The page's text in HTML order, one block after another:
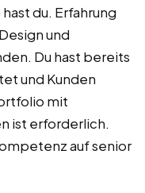
du. Erfahrung
und
Du hast bereits
und Kunden
mit
ist erforderlich.
auf senior